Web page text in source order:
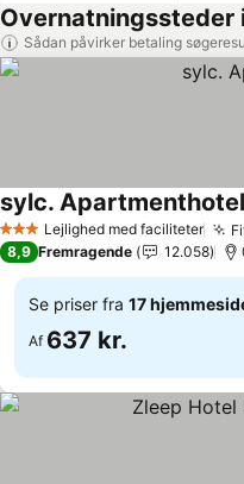
Overnatningssteder
Sådan påvirker betaling
3 StjernerLejlighed med faciliteter
sylc. Apartmenthotel
8,9 Fremragende 12.058
Se priser fra 17
Af 637 kr.